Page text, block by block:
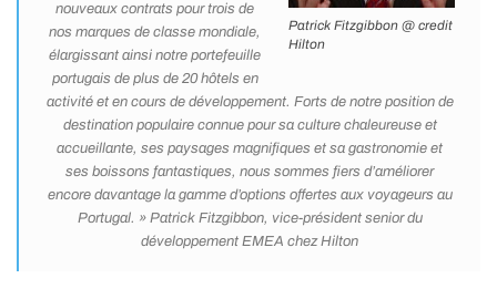
Patrick Fitzgibbon @ credit
Hilton
nouveaux contrats pour trois de
nos marques de classe mondiale,
élargissant ainsi notre portefeuille
portugais de plus de 20 hôtels en
activité et en cours de développement. Forts de notre position de
destination populaire connue pour sa culture chaleureuse et
accueillante, ses paysages magnifiques et sa gastronomie et
ses boissons fantastiques, nous sommes fiers d’améliorer
encore davantage la gamme d’options offertes aux voyageurs au
Portugal. » Patrick Fitzgibbon, vice-président senior du
développement EMEA chez Hilton